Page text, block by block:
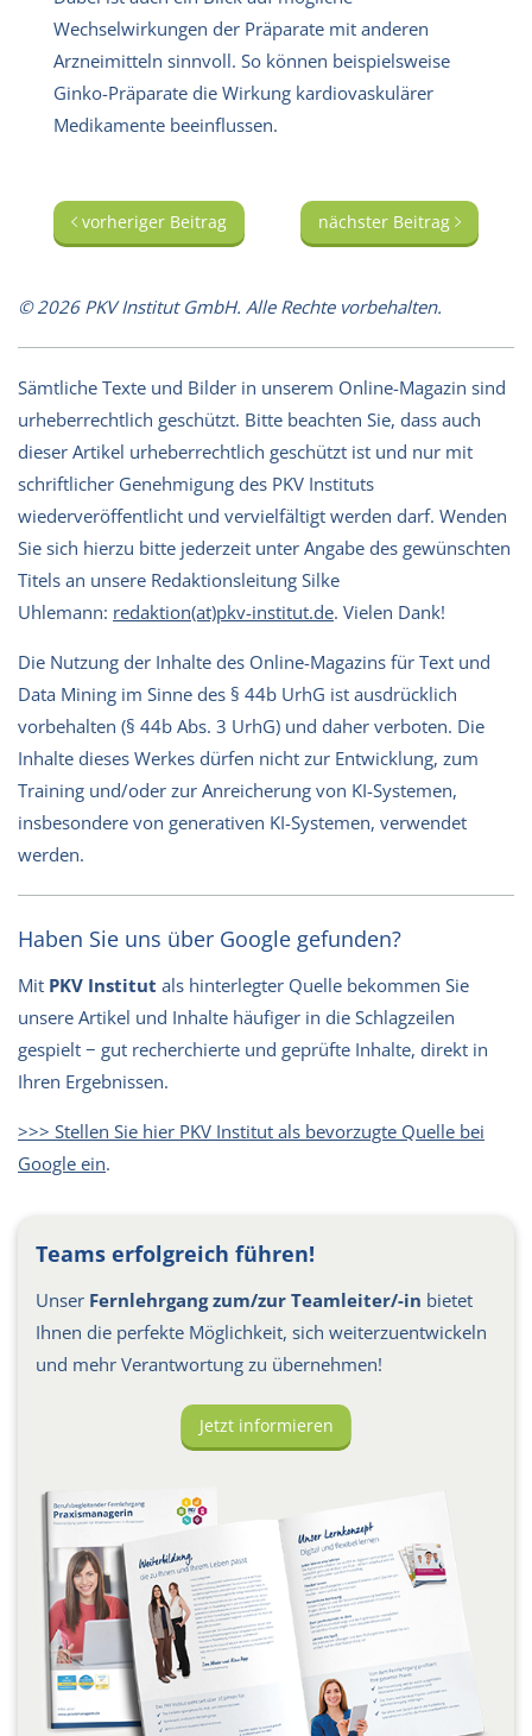
Wechselwirkungen der Präparate mit anderen
Arzneimitteln sinnvoll. So können beispielsweise
Ginko-Präparate die Wirkung kardiovaskulärer
Medikamente beeinflussen.
vorheriger Beitrag nächster Beitrag
© 2026 PKV Institut GmbH. Alle Rechte vorbehalten.
Sämtliche Texte und Bilder in unserem Online-Magazin sind
urheberrechtlich geschützt. Bitte beachten Sie, dass auch
dieser Artikel urheberrechtlich geschützt ist und nur mit
schriftlicher Genehmigung des PKV Instituts
wiederveröffentlicht und vervielfältigt werden darf. Wenden
Sie sich hierzu bitte jederzeit unter Angabe des gewünschten
Titels an unsere Redaktionsleitung Silke
Uhlemann: redaktion(at)pkv-institut.de. Vielen Dank!
Die Nutzung der Inhalte des Online-Magazins für Text und
Data Mining im Sinne des § 44b UrhG ist ausdrücklich
vorbehalten (§ 44b Abs. 3 UrhG) und daher verboten. Die
Inhalte dieses Werkes dürfen nicht zur Entwicklung, zum
Training und/oder zur Anreicherung von KI-Systemen,
insbesondere von generativen KI-Systemen, verwendet
werden.
Haben Sie uns über Google gefunden?
Mit PKV Institut als hinterlegter Quelle bekommen Sie
unsere Artikel und Inhalte häufiger in die Schlagzeilen
gespielt − gut recherchierte und geprüfte Inhalte, direkt in
Ihren Ergebnissen.
>>> Stellen Sie hier PKV Institut als bevorzugte Quelle bei
Google ein.
Teams erfolgreich führen!
Unser Fernlehrgang zum/zur Teamleiter/-in bietet
Ihnen die perfekte Möglichkeit, sich weiterzuentwickeln
und mehr Verantwortung zu übernehmen!
Jetzt informieren